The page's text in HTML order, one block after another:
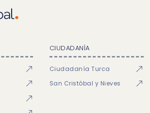
CIUDADANÍA
Ciudadanía Turca
San Cristóbal y Nieves